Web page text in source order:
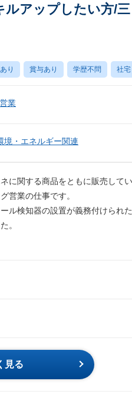
ルアップしたい方/
り 賞与あり 学歴不問 社
業
境・エネルギー関連
に関する商品をともに販売して
営業の仕事です。
ル検知器の設置が義務付けられ
。
見る